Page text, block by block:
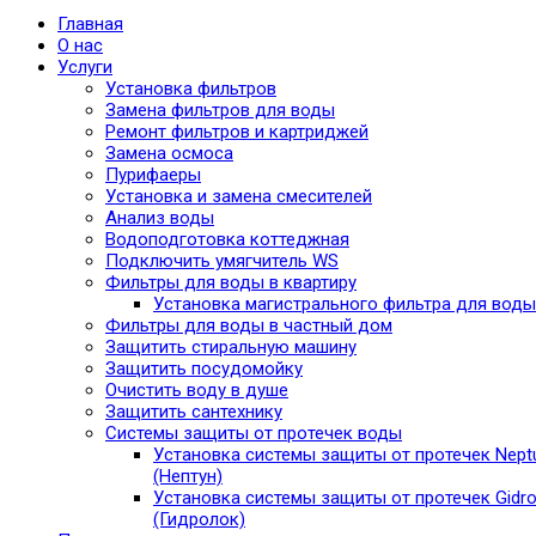
Главная
О нас
Услуги
Установка фильтров
Замена фильтров для воды
Ремонт фильтров и картриджей
Замена осмоса
Пурифаеры
Установка и замена смесителей
Анализ воды
Водоподготовка коттеджная
Подключить умягчитель WS
Фильтры для воды в квартиру
Установка магистрального фильтра для воды
Фильтры для воды в частный дом
Защитить стиральную машину
Защитить посудомойку
Очистить воду в душе
Защитить сантехнику
Системы защиты от протечек воды
Установка системы защиты от протечек
(Нептун)
Установка системы защиты от протечек
(Гидролок)